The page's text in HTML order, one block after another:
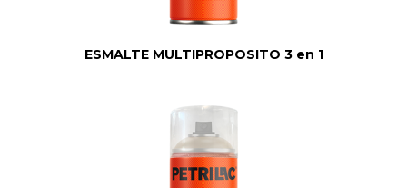
ESMALTE MULTIPROPOSITO 3 en 1